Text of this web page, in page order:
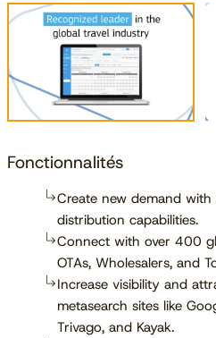
Fonctionnalités
Create new demand with
distribution capabilities.
Connect with over 400
OTAs, Wholesalers, and
Increase visibility and
metasearch sites like
Trivago, and Kayak.